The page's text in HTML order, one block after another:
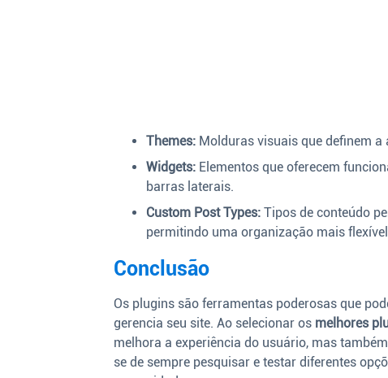
Themes: Molduras visuais que definem a
Widgets: Elementos que oferecem
barras laterais.
Custom Post Types: Tipos de conteúdo
permitindo uma organização mais
Conclusão
Os plugins são ferramentas poderosas que
gerencia seu site. Ao selecionar os melhores
melhora a experiência do usuário, mas
se de sempre pesquisar e testar diferentes